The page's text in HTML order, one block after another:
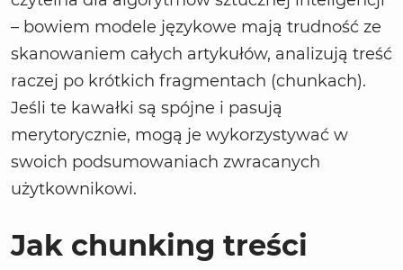
– bowiem modele językowe mają trudność ze
skanowaniem całych artykułów, analizują treść
raczej po krótkich fragmentach (chunkach).
Jeśli te kawałki są spójne i pasują
merytorycznie, mogą je wykorzystywać w
swoich podsumowaniach zwracanych
użytkownikowi.
Jak chunking treści